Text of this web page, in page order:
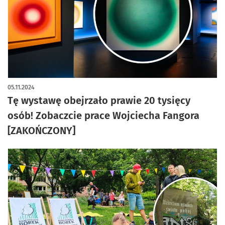
Tę wystawę obejrzało prawie 20 tysięcy
osób! Zobaczcie prace Wojciecha Fangora
[ZAKOŃCZONY]
05.11.2024